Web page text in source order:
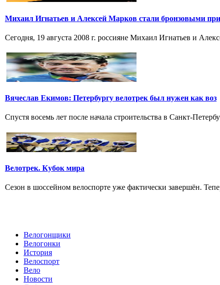
Михаил Игнатьев и Алексей Марков стали бронзовыми
Сегодня, 19 августа 2008 г. россияне Михаил Игнатьев и
Вячеслав Екимов: Петербургу велотрек был нужен как воз
Спустя восемь лет после начала строительства в Санкт-
Велотрек. Кубок мира
Сезон в шоссейном велоспорте уже фактически завершён.
Велогонщики
Велогонки
История
Велоспорт
Вело
Новости